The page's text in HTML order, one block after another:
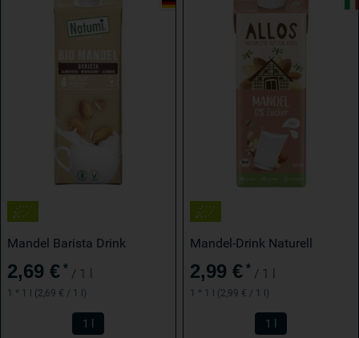
Mandel Barista Drink
2,69 € * / 1 l
1 * 1 l (2,69 € / 1 l)
1 l
Mandel-Drink Naturell
2,99 € * / 1 l
1 * 1 l (2,99 € / 1 l)
1 l